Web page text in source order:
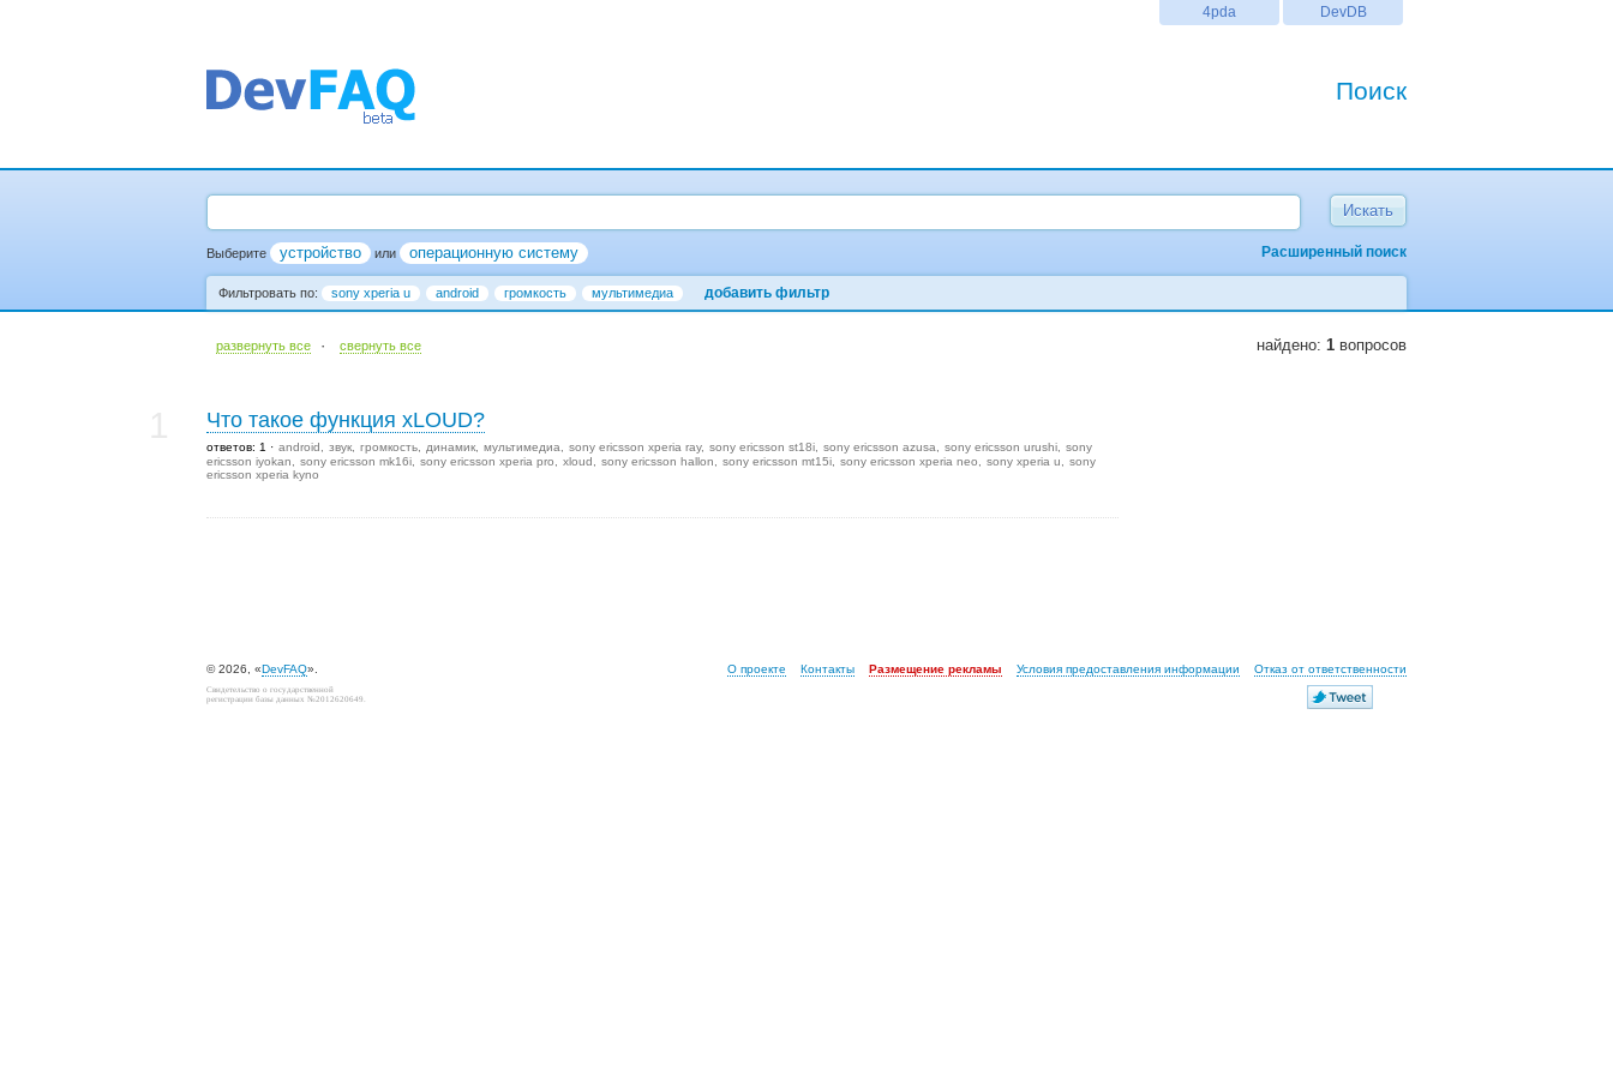
DevDB
4pda
Поиск
Выберите устройство Расширенный поиск
или операционную систему
Фильтровать по: sony xperia u android громкость мультимедиа добавить фильтр
развернуть все · cвернуть все найдено: 1 вопросов
Что такое функция xLOUD?
ответов: 1 android звук громкость динамик мультимедиа sony ericsson xperia ray sony ericsson st18i sony ericsson azusa sony ericsson urushi
sony
ericsson iyokan
sony ericsson mk16i sony ericsson xperia pro xloud sony ericsson hallon sony ericsson mt15i sony ericsson xperia neo sony xperia u
sony
ericsson xperia kyno
© 2026, «DevFAQ». О проекте Контакты Размещение рекламы Условия предоставления информации Отказ от ответственности
Свидетельство о государственной
регистрации базы данных №2012620649.